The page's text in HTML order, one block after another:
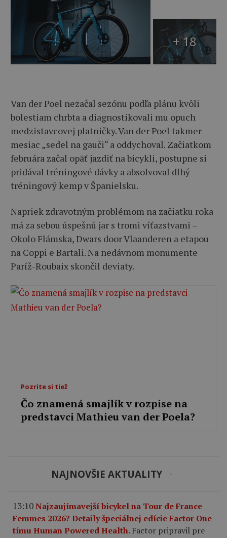
+ 18
Van der Poel nezačal sezónu podľa plánu kvôli
bolestiam chrbta a diagnostikovali mu opuch
medzistavcovej platničky. Van der Poel takmer
mesiac „sedel na gauči“ a oddychoval. Začiatkom
februára začal opäť jazdiť na bicykli, postupne si
pridával tréningové dávky a absolvoval dlhý
tréningový kemp v Španielsku.
Napriek zdravotným problémom na začiatku roka
má za sebou úspešnú jar s tromi víťazstvami –
Okolo Flámska, Dwars door Vlaanderen a etapou
na Coppi e Bartali. Na nedávnom monumente
Paríž-Roubaix skončil deviaty.
Pozrite si tiež
Čo znamená smajlík v rozpise na
predstavci Mathieu van der Poela?
NAJNOVŠIE AKTUALITY
13:10Najzaujímavejší bicykel na Tour de France
Femmes 2026? Detaily špeciálnej edície Factor One
tímu Human Powered Health.Factor pripravil pre